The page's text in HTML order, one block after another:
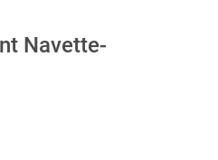
Navette-